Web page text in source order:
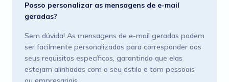
Posso personalizar as mensagens de e-mail
geradas?
Sem dúvida! As mensagens de e-mail geradas podem
ser facilmente personalizadas para corresponder aos
seus requisitos específicos, garantindo que elas
estejam alinhadas com o seu estilo e tom pessoais